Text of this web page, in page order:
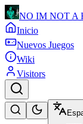
NO IM NOT A
Inicio
Nuevos Juegos
Wiki
Visitors